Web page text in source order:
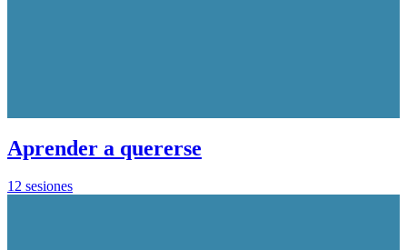
Aprender a quererse
12 sesiones